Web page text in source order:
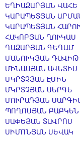
ԵՂԻԱԶԱՐՅԱՆ ՎԱՀԵ
ԿԱՐԱՊԵՏՅԱՆ
ԿԱՐԱՊԵՏՅԱՆ
ՀԱԿՈԲՅԱՆ ՂՈՒԿԱՍ
ՂԱԶԱՐՅԱՆ ԳԵՂԱՄ
ՄԱՆՈՒԿՅԱՆ ԴԱՎԻԹ
ՄԻՆԱՍՅԱՆ ԱՎԵՏԻՍ
ՄԿՐՏՉՅԱՆ ԷՄԻՆ
ՄԿՐՏՉՅԱՆ ՍԵՐԳԵ
ՄՈՒՐԱԴՅԱՆ
ՊՈՂՈՍՅԱՆ ԲԱԲԿԵՆ
ՍԱՓԵՅԱՆ ՏԱՎՐՈՍ
ՍԻՄՈՆՅԱՆ ՍԵՎԱԿ